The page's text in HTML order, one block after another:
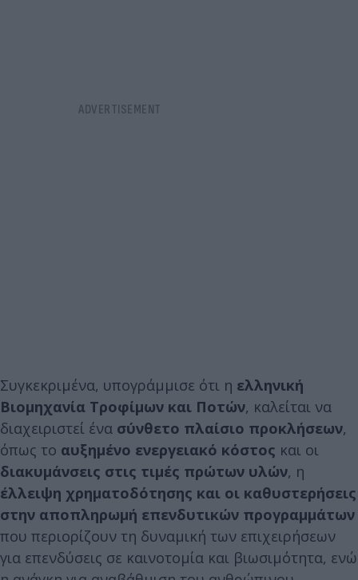
Συγκεκριμένα, υπογράμμισε ότι η ελληνική
Βιομηχανία Τροφίμων και Ποτών, καλείται να
διαχειριστεί ένα σύνθετο πλαίσιο προκλήσεων,
όπως το αυξημένο ενεργειακό κόστος και οι
διακυμάνσεις στις τιμές πρώτων υλών, η
έλλειψη χρηματοδότησης και οι καθυστερήσεις
στην αποπληρωμή επενδυτικών προγραμμάτων
που περιορίζουν τη δυναμική των επιχειρήσεων
για επενδύσεις σε καινοτομία και βιωσιμότητα, ενώ